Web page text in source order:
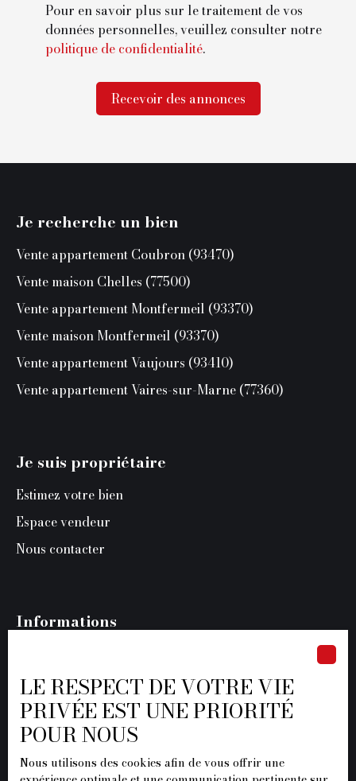
Pour en savoir plus sur le traitement de vos
données personnelles, veuillez consulter notre
politique de confidentialité.
Recevoir des annonces
Je recherche un bien
Vente appartement Coubron (93470)
Vente maison Chelles (77500)
Vente appartement Montfermeil (93370)
Vente maison Montfermeil (93370)
Vente appartement Vaujours (93410)
Vente appartement Vaires-sur-Marne (77360)
Je suis propriétaire
Estimez votre bien
Espace vendeur
Nous contacter
Informations
Nos honoraires
Mentions légales
Politique de confidentialité
Plan du site
LE RESPECT DE VOTRE VIE
PRIVÉE EST UNE PRIORITÉ
POUR NOUS
Nous utilisons des cookies afin de vous offrir une